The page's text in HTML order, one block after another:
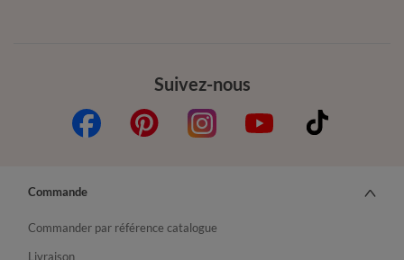
Suivez-nous
Commande
Commander par référence catalogue
Livraison